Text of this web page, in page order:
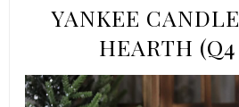
YANKEE
HEARTH